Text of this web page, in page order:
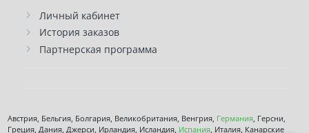
Личный кабинет
История заказов
Партнерская программа
Австрия, Бельгия, Болгария, Великобритания, Венгрия, Германия, Герсни,
Греция, Дания, Джерси, Ирландия, Исландия, Испания, Италия, Канарские